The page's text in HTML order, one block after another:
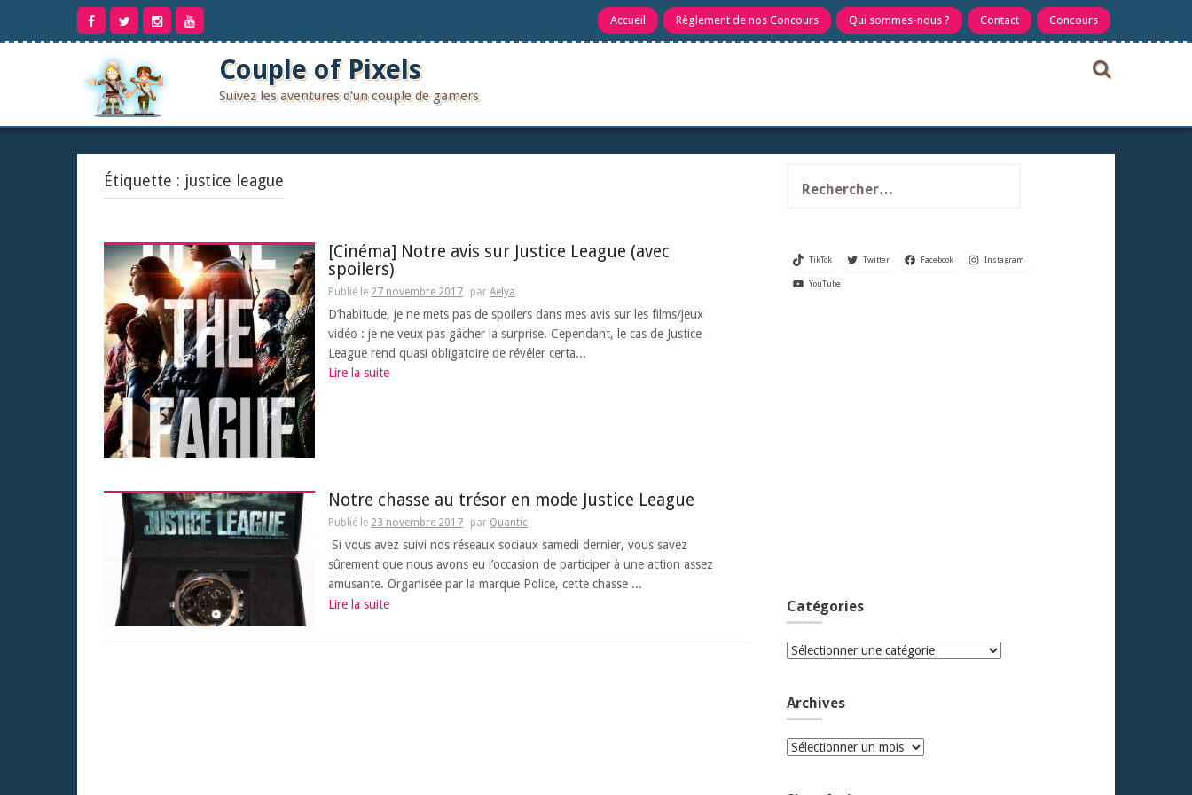
contenu
Accueil Règlement de nos Concours Qui sommes-nous ? Contact Concours
Couple of Pixels
Suivez les aventures d'un couple de gamers
Étiquette : justice league
[Cinéma] Notre avis sur Justice League (avec
spoilers)
Publié le 27 novembre 2017 parAelya
D’habitude, je ne mets pas de spoilers dans mes avis sur les films/jeux
vidéo : je ne veux pas gâcher la surprise. Cependant, le cas de Justice
League rend quasi obligatoire de révéler certa...
Lire la suite
Notre chasse au trésor en mode Justice League
Publié le 23 novembre 2017 par Quantic
Si vous avez suivi nos réseaux sociaux samedi dernier, vous savez
sûrement que nous avons eu l’occasion de participer à une action assez
amusante. Organisée par la marque Police, cette chasse ...
Lire la suite
TikTok Twitter Facebook Instagram
YouTube
Catégories
Catégories
Archives
Archives